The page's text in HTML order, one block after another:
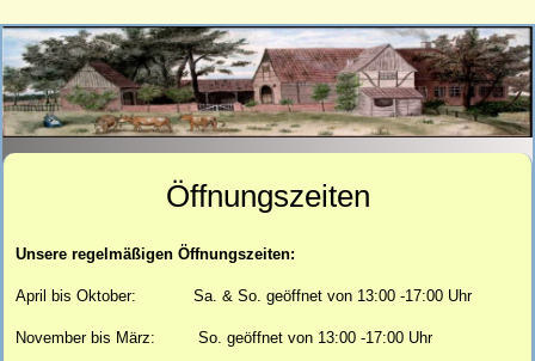
Öffnungszeiten
Unsere regelmäßigen Öffnungszeiten:
April bis Oktober: Sa. & So. geöffnet von 13:00 -17:00 Uhr
November bis März: So. geöffnet von 13:00 -17:00 Uhr